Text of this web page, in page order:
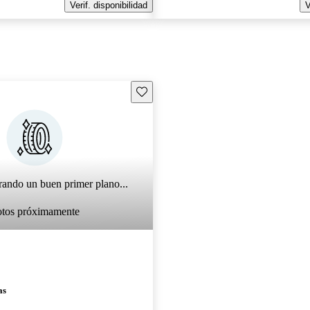
Verif. disponibilidad
un buen primer plano...
próximamente
Guarda este Aviso